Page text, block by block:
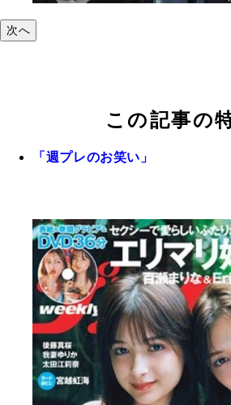
次へ
この記事の
「週プレのお笑い」